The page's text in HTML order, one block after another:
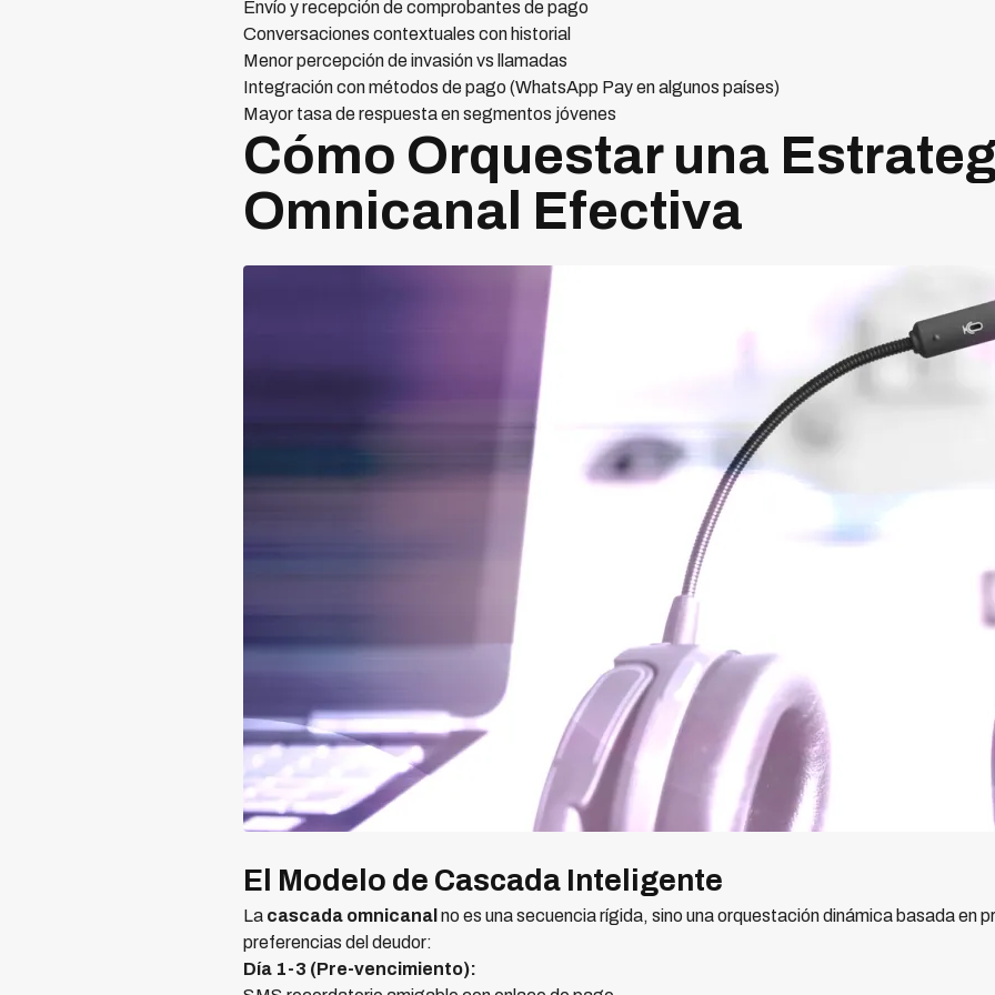
Envío y recepción de comprobantes de pago
Conversaciones contextuales con historial
Menor percepción de invasión vs llamadas
Integración con métodos de pago (WhatsApp Pay en algunos países)
Mayor tasa de respuesta en segmentos jóvenes
Cómo Orquestar una
Omnicanal Efectiva
El Modelo de Cascada Inteligente
La cascada omnicanal no es una secuencia rígida, sino una orquestación dinámica basada en
preferencias del deudor:
Día 1-3 (Pre-vencimiento):